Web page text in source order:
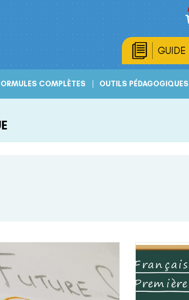
GUIDE
COMPLÈTES OUTILS PÉDAGOGIQUES